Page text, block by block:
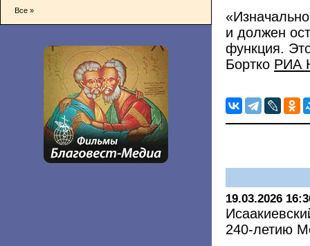
Все »
и должен
функция.
Бортко РИА
19.03.2026
240-летию